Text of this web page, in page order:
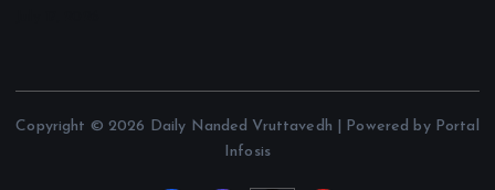
Copyright © 2026 Daily Nanded Vruttavedh | Powered by Portal
Infosis